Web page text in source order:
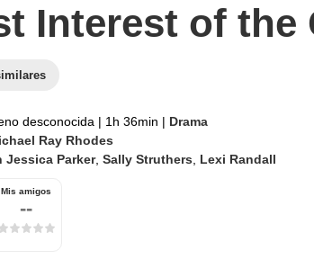
Interest of the
desconocida | 1h 36min | Drama
Ray Rhodes
Jessica Parker, Sally Struthers Lexi Randall
Mis amigos
--